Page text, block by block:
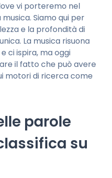
vi porteremo nel
Siamo qui per
e la profondità di
La musica risuona
ci ispira, ma oggi
il fatto che può avere
motori di ricerca come
parole
su